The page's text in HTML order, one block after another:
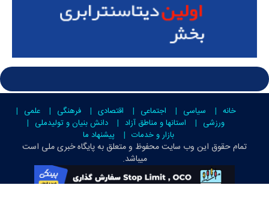
خانه سیاسی اجتماعی اقتصادی فرهنگی
علمی
ورزشی
استانها و مناطق آزاد
دانش بنیان و تولیدملی
بازار و خدمات
پیشنهاد ما
تمام حقوق این وب سایت محفوظ و متعلق بهپایگاه خبری ملی است
میباشد.